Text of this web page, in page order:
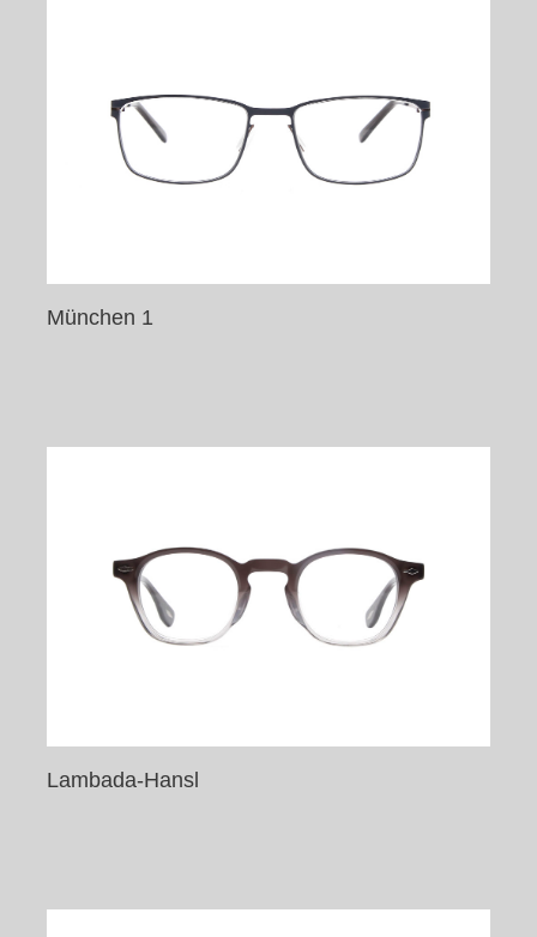
München 1
Lambada-Hansl